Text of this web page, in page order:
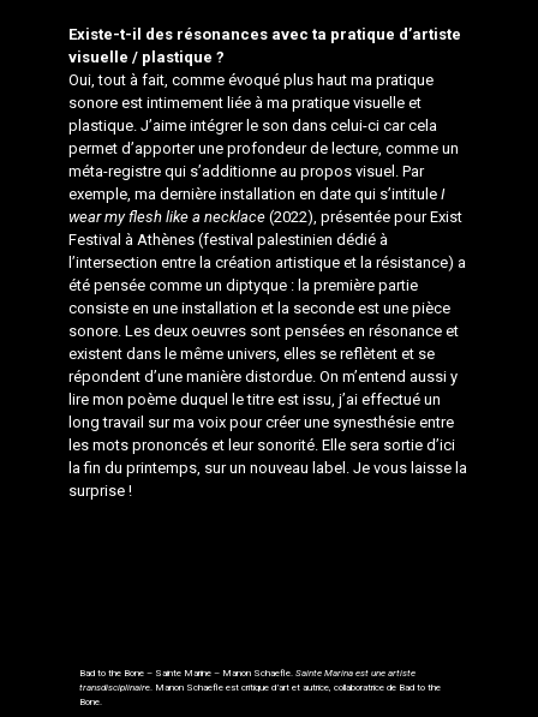
Existe-t-il des résonances avec ta pratique d’artiste
visuelle / plastique ?
Oui, tout à fait, comme évoqué plus haut ma pratique
sonore est intimement liée à ma pratique visuelle et
plastique. J’aime intégrer le son dans celui-ci car cela
permet d’apporter une profondeur de lecture, comme un
méta-registre qui s’additionne au propos visuel. Par
exemple, ma dernière installation en date qui s’intitule I
wear my flesh like a necklace(2022), présentée pour Exist
Festival à Athènes (festival palestinien dédié à
l’intersection entre la création artistique et la résistance) a
été pensée comme un diptyque : la première partie
consiste en une installation et la seconde est une pièce
sonore. Les deux oeuvres sont pensées en résonance et
existent dans le même univers, elles se reflètent et se
répondent d’une manière distordue. On m’entend aussi y
lire mon poème duquel le titre est issu, j’ai effectué un
long travail sur ma voix pour créer une synesthésie entre
les mots prononcés et leur sonorité. Elle sera sortie d’ici
la fin du printemps, sur un nouveau label. Je vous laisse la
surprise !
Bad to the Bone – Sainte Marine – Manon Schaefle. Sainte Marina est une artiste
transdisciplinaire. Manon Schaefle est critique d’art et autrice, collaboratrice de Bad to the
Bone.